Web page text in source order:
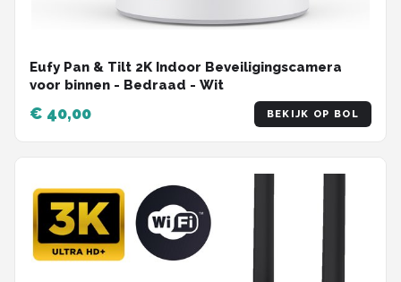
Eufy Pan & Tilt 2K Indoor Beveiligingscamera
voor binnen - Bedraad - Wit
€ 40,00 BEKIJK OP BOL